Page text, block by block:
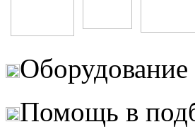
Оборудование
Помощь в